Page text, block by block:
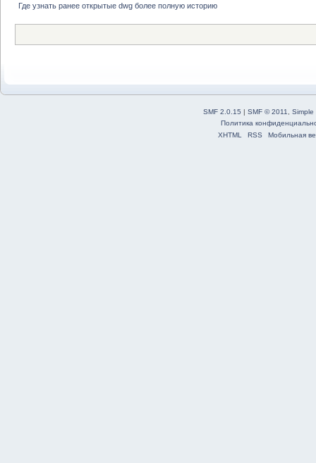
Где узнать ранее открытые dwg более полную историю
SMF 2.0.15 | SMF © 2011
Simple
Политика
XHTML
RSS Мобильная